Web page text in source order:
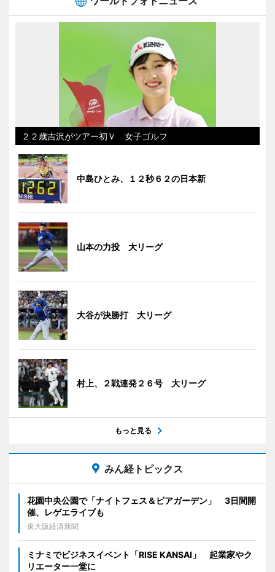
２２歳吉沢がツアー初Ｖ 女子ゴルフ
中島ひとみ、１２秒６２の日本新
山本の力投 大リーグ
大谷が決勝打 大リーグ
村上、２戦連発２６号 大リーグ
もっと見る
みん経トピックス
花園中央公園で「ナイトフェス＆ビアガーデン」 3日間開
催、レゲエライブも
東大阪経済新聞
ミナミでビジネスイベント「RISE KANSAI」 起業家やク
リエーター一堂に